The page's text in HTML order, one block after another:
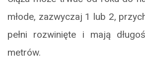
młode, zazwyczaj 1 lub 2,
pełni rozwinięte i mają
metrów.